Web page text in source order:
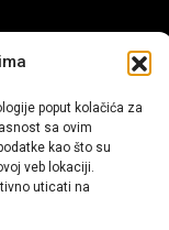
poput kolačića za
sa ovim
kao što su
veb lokaciji.
uticati na
koji donosi vijesti i
i popularne kulture.